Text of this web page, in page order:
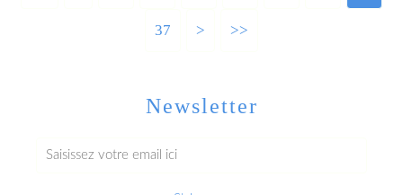
37 > >>
Newsletter